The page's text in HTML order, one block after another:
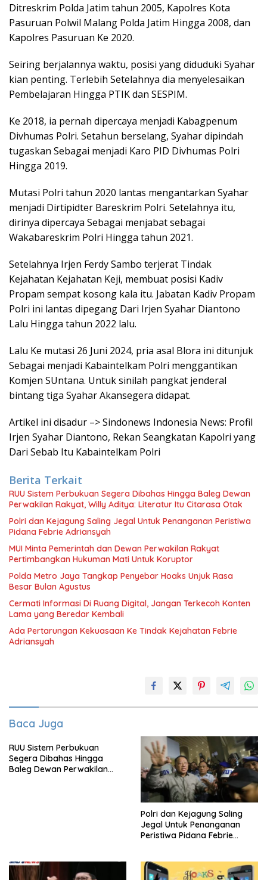
Ditreskrim Polda Jatim tahun 2005, Kapolres Kota
Pasuruan Polwil Malang Polda Jatim Hingga 2008, dan
Kapolres Pasuruan Ke 2020.
Seiring berjalannya waktu, posisi yang diduduki Syahar
kian penting. Terlebih Setelahnya dia menyelesaikan
Pembelajaran Hingga PTIK dan SESPIM.
Ke 2018, ia pernah dipercaya menjadi Kabagpenum
Divhumas Polri. Setahun berselang, Syahar dipindah
tugaskan Sebagai menjadi Karo PID Divhumas Polri
Hingga 2019.
Mutasi Polri tahun 2020 lantas mengantarkan Syahar
menjadi Dirtipidter Bareskrim Polri. Setelahnya itu,
dirinya dipercaya Sebagai menjabat sebagai
Wakabareskrim Polri Hingga tahun 2021.
Setelahnya Irjen Ferdy Sambo terjerat Tindak
Kejahatan Kejahatan Keji, membuat posisi Kadiv
Propam sempat kosong kala itu. Jabatan Kadiv Propam
Polri ini lantas dipegang Dari Irjen Syahar Diantono
Lalu Hingga tahun 2022 lalu.
Lalu Ke mutasi 26 Juni 2024, pria asal Blora ini ditunjuk
Sebagai menjadi Kabaintelkam Polri menggantikan
Komjen SUntana. Untuk sinilah pangkat jenderal
bintang tiga Syahar Akansegera didapat.
Artikel ini disadur –> Sindonews Indonesia News: Profil
Irjen Syahar Diantono, Rekan Seangkatan Kapolri yang
Dari Sebab Itu Kabaintelkam Polri
Berita Terkait
RUU Sistem Perbukuan Segera Dibahas Hingga Baleg Dewan
Perwakilan Rakyat, Willy Aditya: Literatur Itu Citarasa Otak
Polri dan Kejagung Saling Jegal Untuk Penanganan Peristiwa
Pidana Febrie Adriansyah
MUI Minta Pemerintah dan Dewan Perwakilan Rakyat
Pertimbangkan Hukuman Mati Untuk Koruptor
Polda Metro Jaya Tangkap Penyebar Hoaks Unjuk Rasa
Besar Bulan Agustus
Cermati Informasi Di Ruang Digital, Jangan Terkecoh Konten
Lama yang Beredar Kembali
Ada Pertarungan Kekuasaan Ke Tindak Kejahatan Febrie
Adriansyah
Baca Juga
RUU Sistem Perbukuan
Segera Dibahas Hingga
Baleg Dewan Perwakilan
Polri dan Kejagung Saling
Jegal Untuk Penanganan
Peristiwa Pidana Febrie